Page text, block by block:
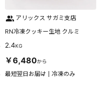
アリックス サガミ支店
RN冷凍クッキー生地 クルミ
2.4KG
￥6,480から
最短翌日お届け 冷凍のみ